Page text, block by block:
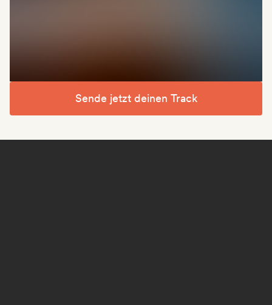
Sende jetzt deinen Track